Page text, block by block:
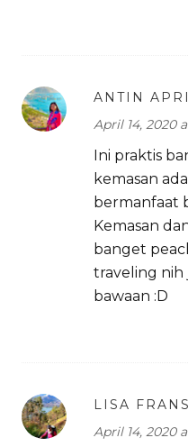
ANTIN
April 14, 2020
Ini praktis
kemasan
bermanfaat
Kemasan
banget
traveling nih
bawaan :D
LISA
April 14, 2020